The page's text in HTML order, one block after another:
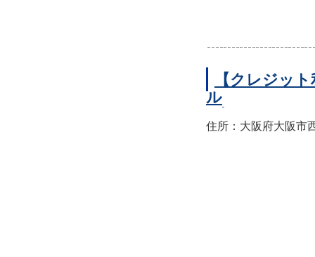
【クレジッ
ル
住所：大阪府大阪市